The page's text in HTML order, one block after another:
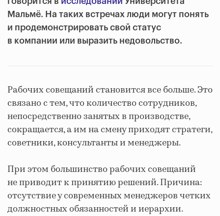
Мальмё. На таких встречах люди могут понять
и продемонстрировать свой статус
в компании или выразить недовольство.
Рабочих совещаний становится все больше. Это
связано с тем, что количество сотрудников,
непосредственно занятых в производстве,
сокращается, а им на смену приходят стратеги,
советники, консультанты и менеджеры.
При этом большинство рабочих совещаний
не приводит к принятию решений. Причина:
отсутствие у современных менеджеров четких
должностных обязанностей и иерархии.